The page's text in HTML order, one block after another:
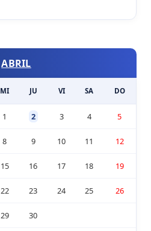
ABRIL
MI JU VI SA DO
1 2 3 4 5
8 9 10 11 12
15 16 17 18 19
22 23 24 25 26
29 30